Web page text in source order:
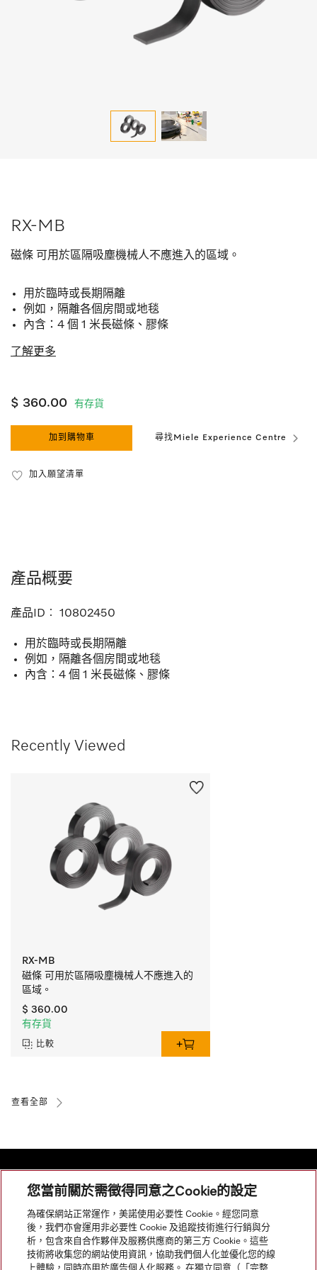
RX-MB
磁條 可用於區隔吸塵機械人不應進入的區域。
用於臨時或長期隔離
例如，隔離各個房間或地毯
內含：4 個 1 米長磁條、膠條
了解更多
$ 360.00 有存貨
加到購物車 尋找Miele Experience Centre
加入願望清單
產品概要
產品ID︰ 10802450
用於臨時或長期隔離
例如，隔離各個房間或地毯
內含：4 個 1 米長磁條、膠條
Recently Viewed
RX-MB
磁條 可用於區隔吸塵機械人不應進入的
區域。
$ 360.00
有存貨
比較
查看全部
網站導航
服務
您當前關於需徵得同意之Cookie的設定
為確保網站正常運作，美諾使用必要性 Cookie。經您同意
後，我們亦會運用非必要性 Cookie 及追蹤技術進行行銷與分
析，包含來自合作夥伴及服務供應商的第三方 Cookie。這些
技術將收集您的網站使用資訊，協助我們個人化並優化您的線